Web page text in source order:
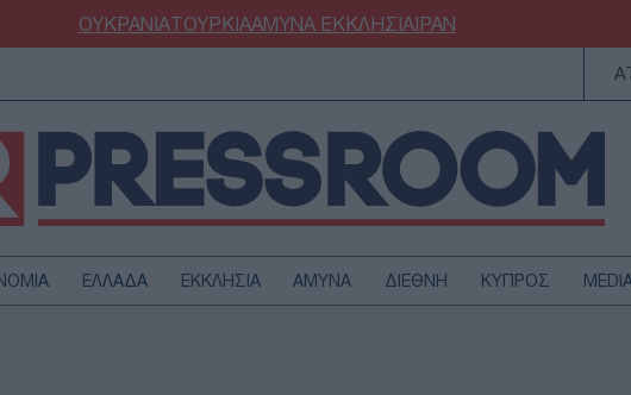
ΟΥΚΡΑΝΙΑΤΟΥΡΚΙΑΑΜΥΝΑΕΚΚΛΗΣΙΑΙΡΑΝ
ΕΛΛΑΔΑ ΕΚΚΛΗΣΙΑ ΑΜΥΝΑ ΔΙΕΘΝΗ ΚΥΠΡΟΣ